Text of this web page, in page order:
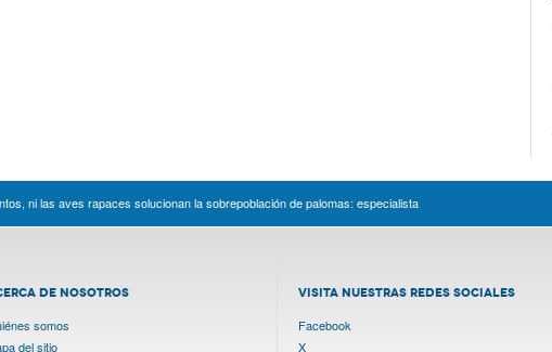
ni las aves rapaces solucionan la sobrepoblación de palomas: especialista
DE NOSOTROS
somos
del sitio
VISITA NUESTRAS REDES SOCIALES
Facebook
X